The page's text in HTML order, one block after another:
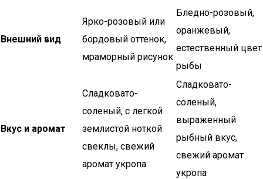
Внешний вид
Ярко-розовый или
бордовый оттенок,
мраморный рисунок
Бледно-розовый,
оранжевый,
естественный цвет
рыбы
Вкус и аромат
Сладковато-
соленый, с легкой
землистой ноткой
свеклы, свежий
аромат укропа
Сладковато-
соленый,
выраженный
рыбный вкус,
свежий аромат
укропа